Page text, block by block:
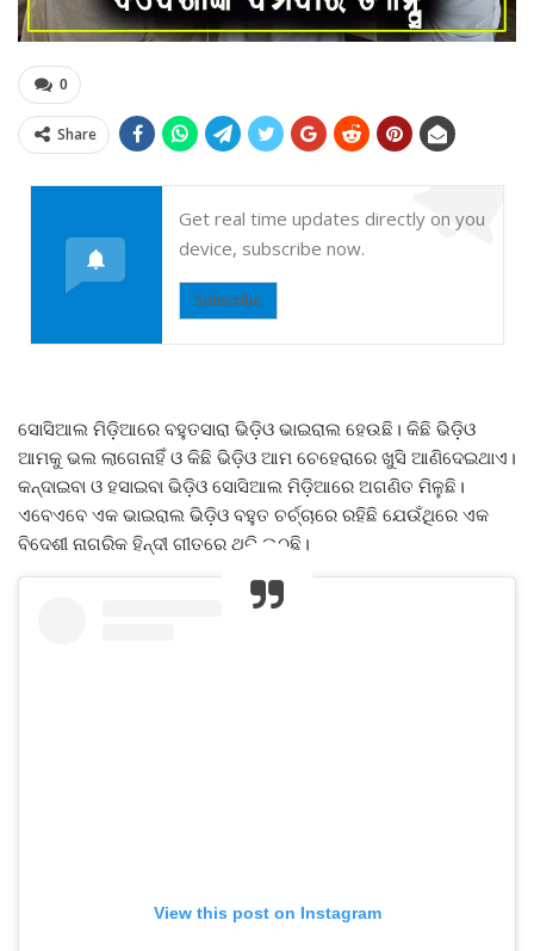
0
Share
Get real time updates directly on you
device, subscribe now.
Subscribe
ସୋସିଆଲ ମିଡ଼ିଆରେ ବହୁତସାରା ଭିଡ଼ିଓ ଭାଇରାଲ ହେଉଛି। କିଛି ଭିଡ଼ିଓ
ଆମକୁ ଭଲ ଲାଗେନାହିଁ ଓ କିଛି ଭିଡ଼ିଓ ଆମ ଚେହେରାରେ ଖୁସି ଆଣିଦେଇଥାଏ।
କନ୍ଦାଇବା ଓ ହସାଇବା ଭିଡ଼ିଓ ସୋସିଆଲ ମିଡ଼ିଆରେ ଅଗଣିତ ମିଳୁଛି।
ଏବେଏବେ ଏକ ଭାଇରାଲ ଭିଡ଼ିଓ ବହୁତ ଚର୍ଚ୍ଚାରେ ରହିଛି ଯେଉଁଥିରେ ଏକ
ବିଦେଶୀ ନାଗରିକ ହିନ୍ଦୀ ଗୀତରେ ଥରି ଉଠୁଛି।
View this post on Instagram